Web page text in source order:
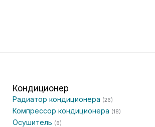
Кондиционер
Радиатор кондиционера (26)
Компрессор кондиционера (18)
Осушитель (6)